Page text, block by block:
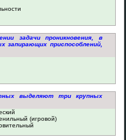
задачи проникновения, в
запирающих приспособлений,
выделяют три крупных
(игровой)